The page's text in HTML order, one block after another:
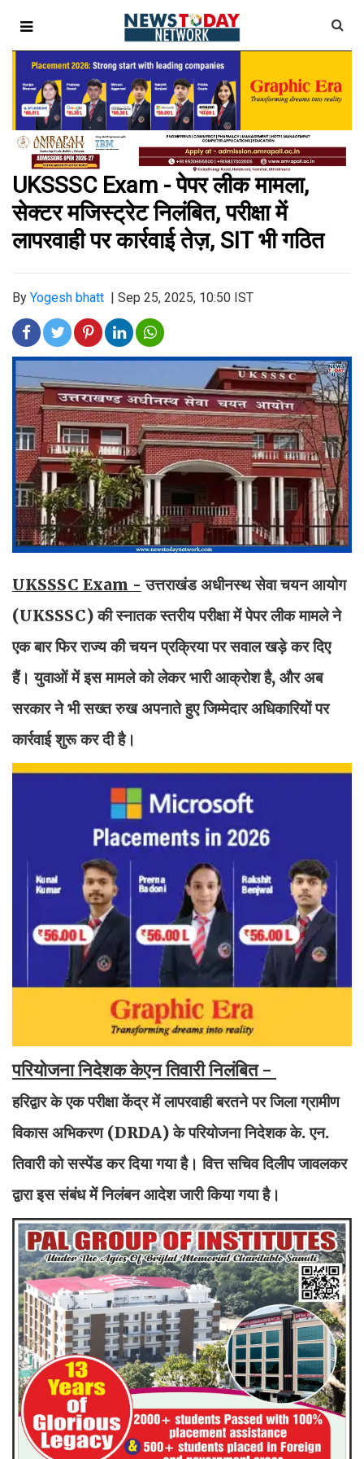
UKSSSC Exam - पेपर लीक मामला,
सेक्टर मजिस्ट्रेट निलंबित, परीक्षा में
लापरवाही पर कार्रवाई तेज़, SIT भी गठित
By Yogesh bhatt Sep 25, 2025, 10:50 IST
UKSSSC Exam - उत्तराखंड अधीनस्थ सेवा चयन आयोग
(UKSSSC) की स्नातक स्तरीय परीक्षा में पेपर लीक मामले ने
एक बार फिर राज्य की चयन प्रक्रिया पर सवाल खड़े कर दिए
हैं। युवाओं में इस मामले को लेकर भारी आक्रोश है, और अब
सरकार ने भी सख्त रुख अपनाते हुए जिम्मेदार अधिकारियों पर
कार्रवाई शुरू कर दी है।
परियोजना निदेशक केएन तिवारी निलंबित -
हरिद्वार के एक परीक्षा केंद्र में लापरवाही बरतने पर जिला ग्रामीण
विकास अभिकरण (DRDA) के परियोजना निदेशक के. एन.
तिवारी को सस्पेंड कर दिया गया है। वित्त सचिव दिलीप जावलकर
द्वारा इस संबंध में निलंबन आदेश जारी किया गया है।